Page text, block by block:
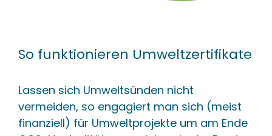
So funktionieren Umweltzertifikate
Lassen sich Umweltsünden nicht
vermeiden, so engagiert man sich (meist
finanziell) für Umweltprojekte um am Ende